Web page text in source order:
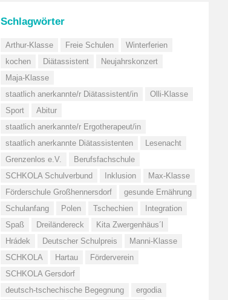
Schlagwörter
Arthur-Klasse Freie Schulen
Winterferien
kochen
Diätassistent
Neujahrskonzert
Maja-Klasse
staatlich anerkannte/r Diätassistent/in
Olli-Klasse
Sport
Abitur
staatlich anerkannte/r Ergotherapeut/in
staatlich anerkannte Diätassistenten
Lesenacht
Grenzenlos e.V.
Berufsfachschule
SCHKOLA Schulverbund
Inklusion
Max-Klasse
Förderschule Großhennersdorf
gesunde Ernährung
Schulanfang
Polen Tschechien
Integration
Spaß
Dreiländereck
Kita Zwergenhäus´l
Hrádek
Deutscher Schulpreis
Manni-Klasse
SCHKOLA
Hartau
Förderverein
SCHKOLA Gersdorf
deutsch-tschechische Begegnung
ergodia